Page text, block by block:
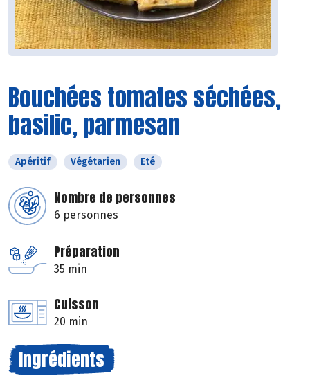
Bouchées tomates séchées,
basilic, parmesan
Apéritif Végétarien Eté
Nombre de personnes
6 personnes
Préparation
35 min
Cuisson
20 min
Ingrédients